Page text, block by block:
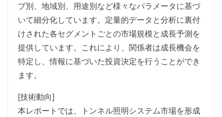
プ別、地域別、用途別など様々なパラメータに基づ
いて細分化しています。定量的データと分析に裏付
けされた各セグメントごとの市場規模と成長予測を
提供しています。これにより、関係者は成長機会を
特定し、情報に基づいた投資決定を行うことができ
ます。
[技術動向]
本レポートでは、トンネル照明システム市場を形成